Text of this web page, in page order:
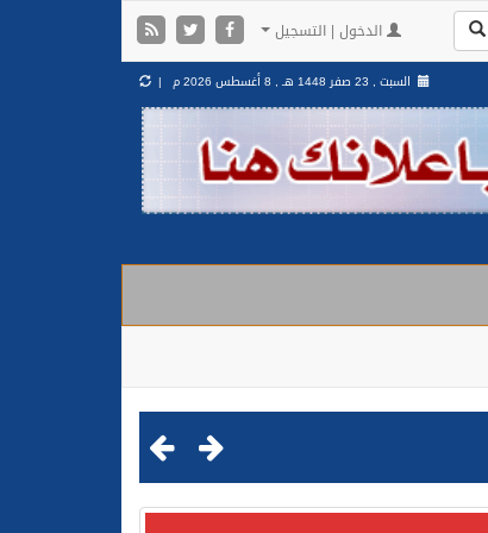
الدخول | التسجيل
السبت , 23 صفر 1448 هـ , 8 أغسطس 2026 م |
الحوثية الإرهابية في محافظة الحديدة